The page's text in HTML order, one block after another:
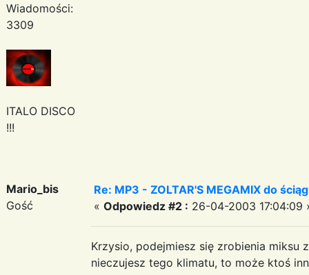
Wiadomości:
3309
ITALO DISCO
!!!
Mario_bis
Gość
Re: MP3 - ZOLTAR'S MEGAMIX do
« Odpowiedz #2 : 26-04-2003 17:04:09
Krzysio, podejmiesz się zrobienia miksu
nieczujesz tego klimatu, to może ktoś